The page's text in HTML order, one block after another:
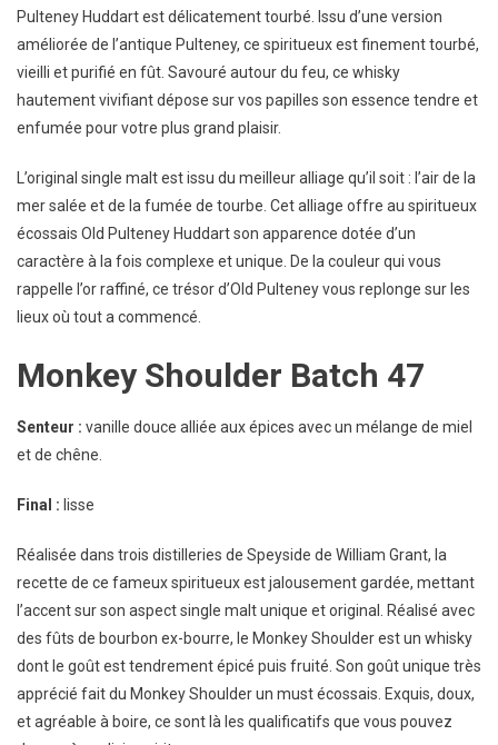
Pulteney Huddart est délicatement tourbé. Issu d’une version
améliorée de l’antique Pulteney, ce spiritueux est finement tourbé,
vieilli et purifié en fût. Savouré autour du feu, ce whisky
hautement vivifiant dépose sur vos papilles son essence tendre et
enfumée pour votre plus grand plaisir.
L’original single malt est issu du meilleur alliage qu’il soit : l’air de la
mer salée et de la fumée de tourbe. Cet alliage offre au spiritueux
écossais Old Pulteney Huddart son apparence dotée d’un
caractère à la fois complexe et unique. De la couleur qui vous
rappelle l’or raffiné, ce trésor d’Old Pulteney vous replonge sur les
lieux où tout a commencé.
Monkey Shoulder Batch 47
Senteur : vanille douce alliée aux épices avec un mélange de miel
et de chêne.
Final : lisse
Réalisée dans trois distilleries de Speyside de William Grant, la
recette de ce fameux spiritueux est jalousement gardée, mettant
l’accent sur son aspect single malt unique et original. Réalisé avec
des fûts de bourbon ex-bourre, le Monkey Shoulder est un whisky
dont le goût est tendrement épicé puis fruité. Son goût unique très
apprécié fait du Monkey Shoulder un must écossais. Exquis, doux,
et agréable à boire, ce sont là les qualificatifs que vous pouvez